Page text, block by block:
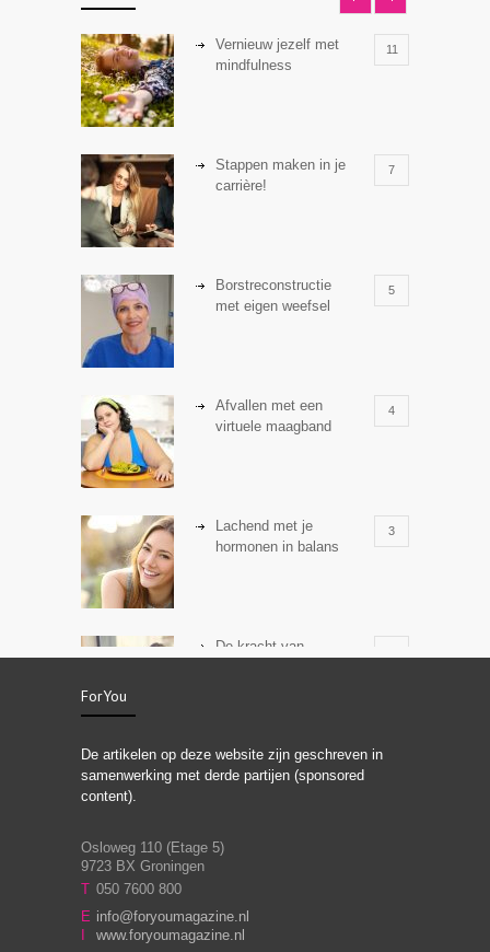
Vernieuw jezelf met
mindfulness
11
Stappen maken in je
carrière!
7
Borstreconstructie
met eigen weefsel
5
Afvallen met een
virtuele maagband
4
Lachend met je
hormonen in balans
3
De kracht van
Stiefouderschap en
relaties
moeite!
ForYou
De artikelen op deze website zijn geschreven in
samenwerking met derde partijen (sponsored
content).
Osloweg 110 (Etage 5)
9723 BX Groningen
T 050 7600 800
E info@foryoumagazine.nl
www.foryoumagazine.nl